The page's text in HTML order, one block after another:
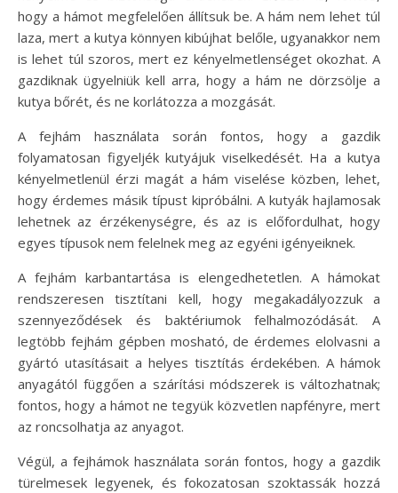
hogy a hámot megfelelően állítsuk be. A hám nem lehet túl
laza, mert a kutya könnyen kibújhat belőle, ugyanakkor nem
is lehet túl szoros, mert ez kényelmetlenséget okozhat. A
gazdiknak ügyelniük kell arra, hogy a hám ne dörzsölje a
kutya bőrét, és ne korlátozza a mozgását.
A fejhám használata során fontos, hogy a gazdik
folyamatosan figyeljék kutyájuk viselkedését. Ha a kutya
kényelmetlenül érzi magát a hám viselése közben, lehet,
hogy érdemes másik típust kipróbálni. A kutyák hajlamosak
lehetnek az érzékenységre, és az is előfordulhat, hogy
egyes típusok nem felelnek meg az egyéni igényeiknek.
A fejhám karbantartása is elengedhetetlen. A hámokat
rendszeresen tisztítani kell, hogy megakadályozzuk a
szennyeződések és baktériumok felhalmozódását. A
legtöbb fejhám gépben mosható, de érdemes elolvasni a
gyártó utasításait a helyes tisztítás érdekében. A hámok
anyagától függően a szárítási módszerek is változhatnak;
fontos, hogy a hámot ne tegyük közvetlen napfényre, mert
az roncsolhatja az anyagot.
Végül, a fejhámok használata során fontos, hogy a gazdik
türelmesek legyenek, és fokozatosan szoktassák hozzá